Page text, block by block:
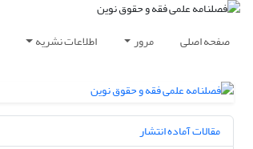
صفحه اصلی مرور اطلاعات نشریه
مقالات آماده انتشار